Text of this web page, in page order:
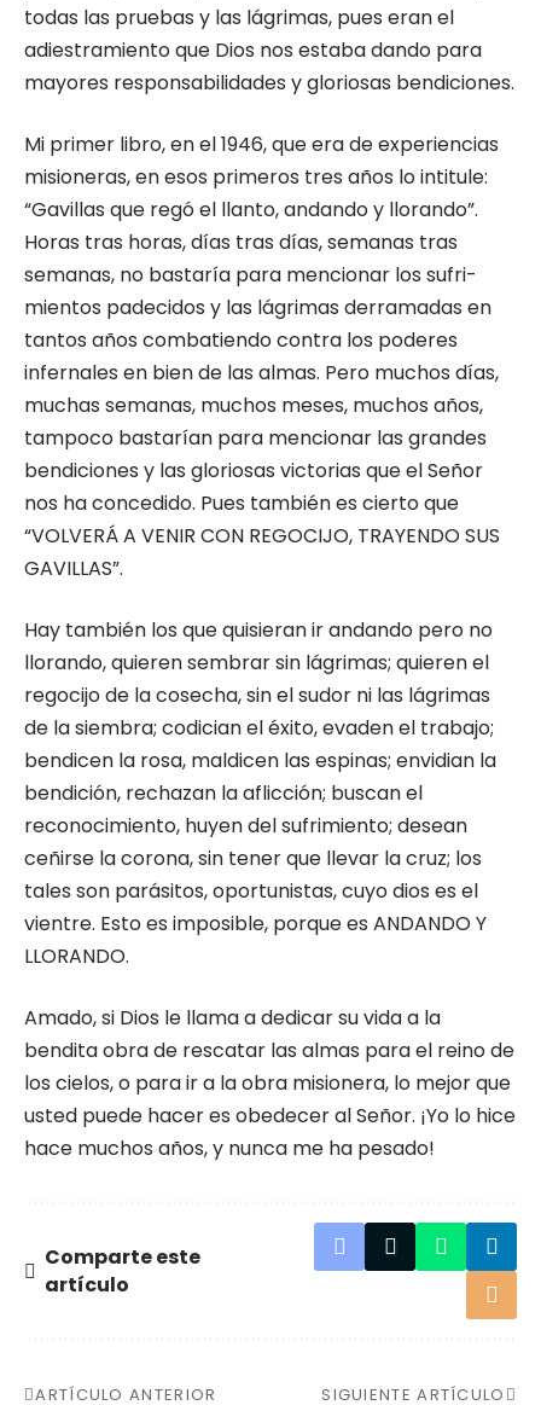
todas las pruebas y las lágrimas, pues eran el
adiestramiento que Dios nos estaba dando para
mayores res­ponsabilidades y gloriosas bendiciones.
Mi primer libro, en el 1946, que era de experiencias
misioneras, en esos primeros tres años lo intitule:
“Gavillas que regó el llanto, andando y llorando”.
Horas tras horas, días tras días, semanas tras
sema­nas, no bastaría para mencionar los sufri­
mientos padecidos y las lágrimas derra­madas en
tantos años combatiendo contra los poderes
infernales en bien de las almas. Pero muchos días,
muchas semanas, mu­chos meses, muchos años,
tampoco basta­rían para mencionar las grandes
bendicio­nes y las gloriosas victorias que el Señor
nos ha concedido. Pues también es cierto que
“VOLVERÁ A VENIR CON REGOCI­JO, TRAYENDO SUS
GAVILLAS”.
Hay también los que quisieran ir an­dando pero no
llorando, quieren sembrar sin lágrimas; quieren el
regocijo de la co­secha, sin el sudor ni las lágrimas
de la siembra; codician el éxito, evaden el traba­jo;
bendicen la rosa, maldicen las espinas; envidian la
bendición, rechazan la aflic­ción; buscan el
reconocimiento, huyen del sufrimiento; desean
ceñirse la corona, sin tener que llevar la cruz; los
tales son pará­sitos, oportunistas, cuyo dios es el
vientre. Esto es imposible, porque es ANDANDO Y
LLORANDO.
Amado, si Dios le llama a dedicar su vida a la
bendita obra de rescatar las almas para el reino de
los cielos, o para ir a la obra misionera, lo mejor que
usted puede hacer es obedecer al Señor. ¡Yo lo hice
hace muchos años, y nunca me ha pesado!
Comparte este
artículo
ARTÍCULO ANTERIOR SIGUIENTE ARTÍCULO